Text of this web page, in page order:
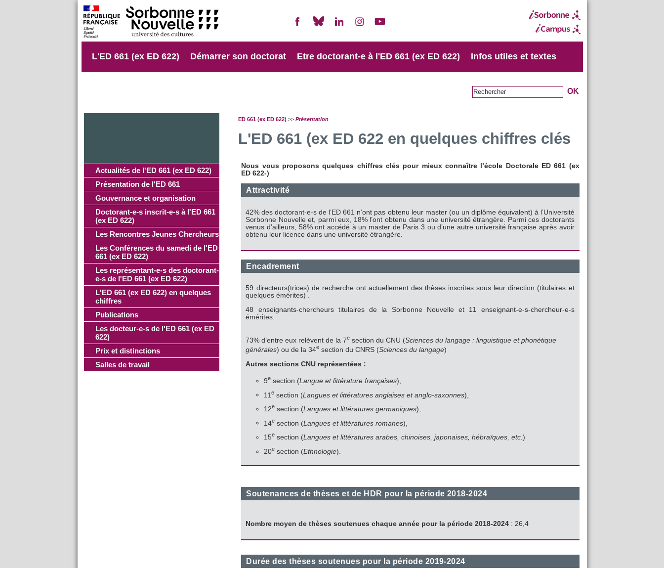
L'ED 661 (ex ED 622) Démarrer son doctorat Etre doctorant-e à l'ED 661 (ex ED 622) Infos utiles et textes
Actualités de l'ED 661 (ex ED 622)
Présentation de l'ED 661
Gouvernance et organisation
Doctorant-e-s inscrit-e-s à l'ED 661
(ex ED 622)
Les Rencontres Jeunes Chercheurs
Les Conférences du samedi de l'ED
661 (ex ED 622)
Les représentant-e-s des doctorant-
e-s de l'ED 661 (ex ED 622)
L'ED 661 (ex ED 622) en quelques
chiffres
Publications
Les docteur-e-s de l'ED 661 (ex ED
622)
Prix et distinctions
Salles de travail
ED 661 (ex ED 622) >> Présentation
L'ED 661 (ex ED 622 en quelques chiffres clés
Nous vous proposons quelques chiffres clés pour mieux connaître l’école Doctorale ED 661 (ex
ED 622-)
Attractivité
42% des doctorant-e-s de l’ED 661 n’ont pas obtenu leur master (ou un diplôme équivalent) à l’Université
Sorbonne Nouvelle et, parmi eux, 18% l’ont obtenu dans une université étrangère. Parmi ces doctorants
venus d’ailleurs, 58% ont accédé à un master de Paris 3 ou d’une autre université française après avoir
obtenu leur licence dans une université étrangère.
Encadrement
59 directeurs(trices) de recherche ont actuellement des thèses inscrites sous leur direction (titulaires et
quelques émérites) .
48 enseignants-chercheurs titulaires de la Sorbonne Nouvelle et 11 enseignant-e-s-chercheur-e-s
émérites.
73% d’entre eux relèvent de la 7e section du CNU (Sciences du langage : linguistique et phonétique
générales) ou de la 34e section du CNRS (Sciences du langage)
Autres sections CNU représentées :
9e section (Langue et littérature françaises),
11e section (Langues et littératures anglaises et anglo-saxonnes),
12e section (Langues et littératures germaniques),
14e section (Langues et littératures romanes),
15e section (Langues et littératures arabes, chinoises, japonaises, hébraïques, etc.)
20e section (Ethnologie).
Soutenances de thèses et de HDR pour la période 2018-2024
Nombre moyen de thèses soutenues chaque année pour la période 2018-2024 : 26,4
Durée des thèses soutenues pour la période 2019-2024